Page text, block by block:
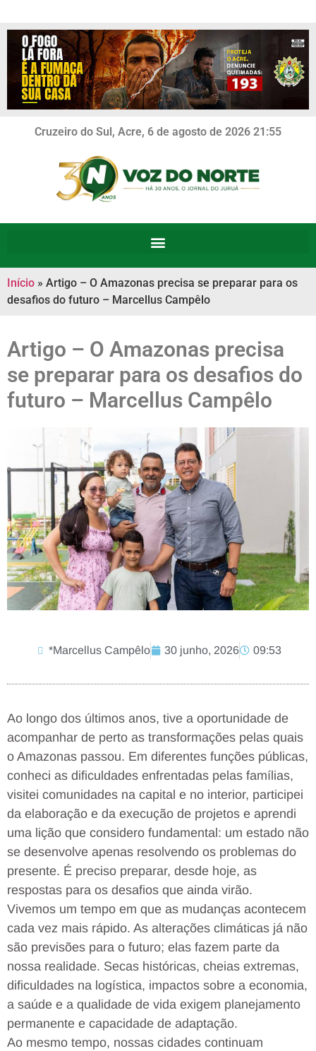
Cruzeiro do Sul, Acre, 6 de agosto de 2026 21:55
Início » Artigo – O Amazonas precisa se preparar para os
desafios do futuro – Marcellus Campêlo
Artigo – O Amazonas precisa
se preparar para os desafios do
futuro – Marcellus Campêlo
*Marcellus Campêlo 30 junho, 2026 09:53
Ao longo dos últimos anos, tive a oportunidade de
acompanhar de perto as transformações pelas quais
o Amazonas passou. Em diferentes funções públicas,
conheci as dificuldades enfrentadas pelas famílias,
visitei comunidades na capital e no interior, participei
da elaboração e da execução de projetos e aprendi
uma lição que considero fundamental: um estado não
se desenvolve apenas resolvendo os problemas do
presente. É preciso preparar, desde hoje, as
respostas para os desafios que ainda virão.
Vivemos um tempo em que as mudanças acontecem
cada vez mais rápido. As alterações climáticas já não
são previsões para o futuro; elas fazem parte da
nossa realidade. Secas históricas, cheias extremas,
dificuldades na logística, impactos sobre a economia,
a saúde e a qualidade de vida exigem planejamento
permanente e capacidade de adaptação.
Ao mesmo tempo, nossas cidades continuam